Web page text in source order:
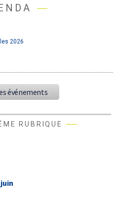
2026
événements
RUBRIQUE